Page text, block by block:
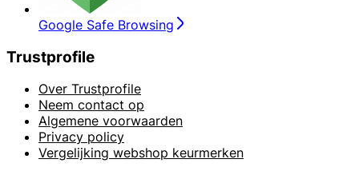
Google Safe Browsing
Trustprofile
Over Trustprofile
Neem contact op
Algemene voorwaarden
Privacy policy
Vergelijking webshop keurmerken